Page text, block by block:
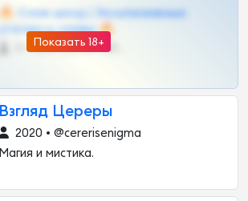
Показать 18+
🔥 Слив шкод | Эксклюзивные
утечки и сливы 🔥
0 •
Взгляд Цереры
2020 • @cererisenigma
Магия и мистика.